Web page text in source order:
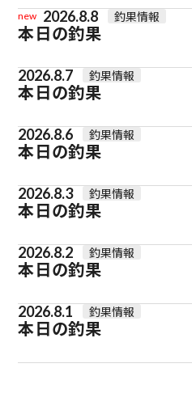
new 2026.8.8 釣果情報
本日の釣果
2026.8.7 釣果情報
本日の釣果
2026.8.6 釣果情報
本日の釣果
2026.8.3 釣果情報
本日の釣果
2026.8.2 釣果情報
本日の釣果
2026.8.1 釣果情報
本日の釣果